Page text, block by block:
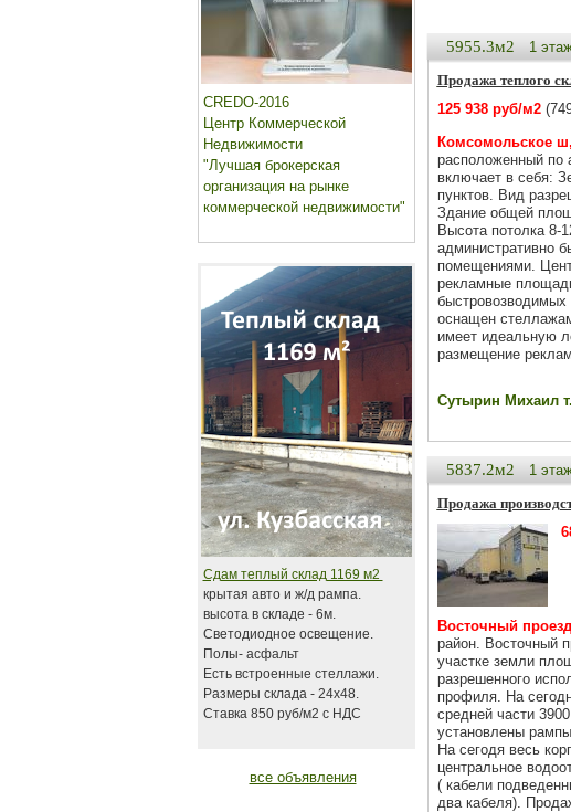
5955.3м2 1
Продажа теплого
125 938 руб/м2
Комсомольское
расположенный по
включает в себя:
пунктов. Вид
Здание общей
Высота потолка 8-
административно
помещениями.
рекламные
быстровозводимых
оснащен
имеет идеальную
размещение
Сутырин Михаил т.
5837.2м2 1
Продажа
Восточный
район. Восточный
участке земли
разрешенного
профиля. На
средней части
установлены
На сегодя весь
центральное
( кабели
два кабеля).
CREDO-2016
Центр Коммерческой
Недвижимости
"Лучшая брокерская
организация на рынке
коммерческой недвижимости"
Сдам теплый склад 1169 м2
крытая авто и ж/д рампа.
высота в складе - 6м.
Светодиодное освещение.
Полы- асфальт
Есть встроенные стеллажи.
Размеры склада - 24х48.
Ставка 850 руб/м2 с НДС
все объявления